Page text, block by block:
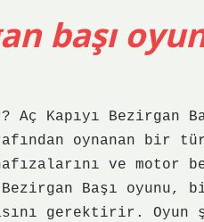
başı
Aç Kapıyı Bezirgan
oynanan bir
ve motor
Başı oyunu,
gerektirir. Oyun